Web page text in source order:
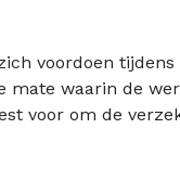
voordoen tijdens
mate waarin de
voor om de